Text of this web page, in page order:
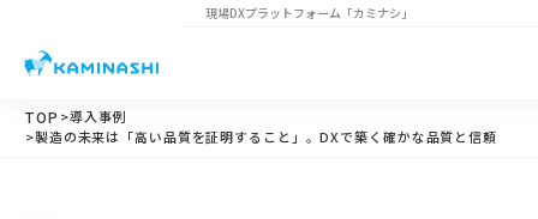
現場DXプラットフォーム「カミナシ」
TOP >導入事例
>製造の未来は「高い品質を証明すること」。DXで築く確かな品質と信頼